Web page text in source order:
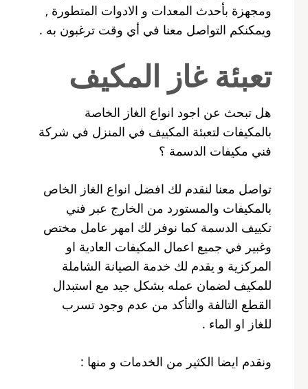
ومجهزة بأحدث المعدات و الادوات المتطورة ,
ويمكنكم التواصل معنا في أي وقت ترغبون به .
تعبئة غاز المكيف
هل تبحث عن اجود انواع الغاز الخاصة
بالمكيفات لتعبئة المكييف في المنزل في شركة
فني مكيفات الدسمة ؟
تواصل معنا لنقدم لك افضل انواع الغاز الخاص
بالمكيفات والمستورد من الخارج عبر فني
تكييف الدسمة كما نوفر لك امهر عامل مختص
وغبير في جميع اعمال المكيفات العادية او
المركزية و يقدم لك خدمة الصيانة الشاملة
للمكيف لضمان عمله بشكل جيد مع استبدال
القطع التالفة والتأكد من عدم وجود تسرب
للغاز او الماء .
ونقدم ايضا الكثير من الخدمات و منها :